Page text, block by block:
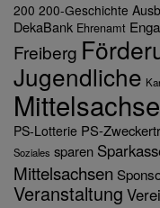
200 200-Geschichte
DekaBank Ehrenamt
Freiberg
Jugendliche
PS-Lotterie PS-
Soziales sparen
Mittelsachsen
Veranstaltung